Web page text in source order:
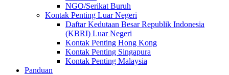
NGO/Serikat Buruh
Kontak Penting Luar Negeri
Daftar Kedutaan Besar Republik Indonesia
(KBRI) Luar Negeri
Kontak Penting Hong Kong
Kontak Penting Singapura
Kontak Penting Malaysia
Panduan